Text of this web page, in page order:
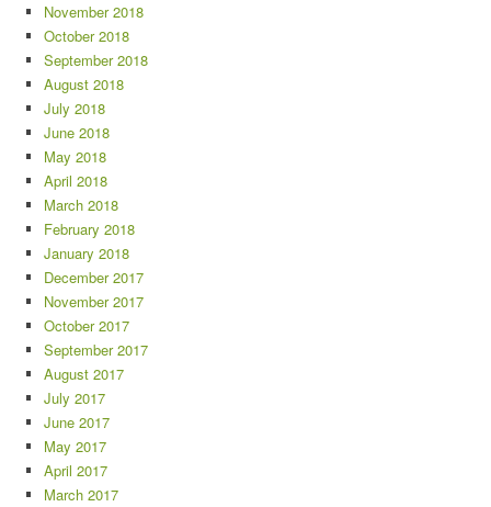
November 2018
October 2018
September 2018
August 2018
July 2018
June 2018
May 2018
April 2018
March 2018
February 2018
January 2018
December 2017
November 2017
October 2017
September 2017
August 2017
July 2017
June 2017
May 2017
April 2017
March 2017